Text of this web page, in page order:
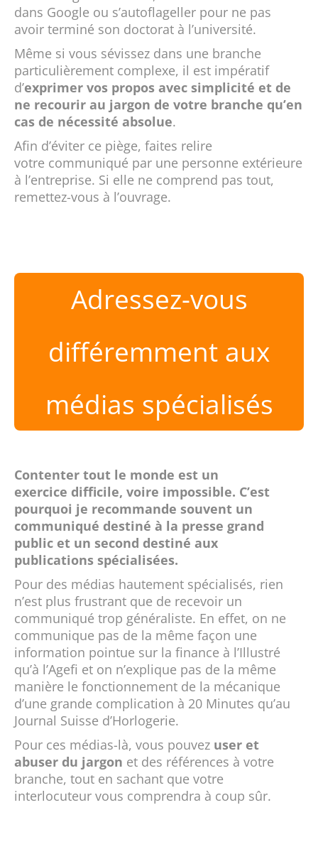
dans Google ou s’autoflageller pour ne pas
avoir terminé son doctorat à l’université.
Même si vous sévissez dans une branche
particulièrement complexe, il est impératif
d’exprimer vos propos avec simplicité et de
ne recourir au jargon de votre branche qu’en
cas de nécessité absolue.
Afin d’éviter ce piège, faites relire
votre communiqué par une personne extérieure
à l’entreprise. Si elle ne comprend pas tout,
remettez-vous à l’ouvrage.
Adressez-vous
différemment aux
médias spécialisés
Contenter tout le monde est un
exercice difficile, voire impossible. C’est
pourquoi je recommande souvent un
communiqué destiné à la presse grand
public et un second destiné aux
publications spécialisées.
Pour des médias hautement spécialisés, rien
n’est plus frustrant que de recevoir un
communiqué trop généraliste. En effet, on ne
communique pas de la même façon une
information pointue sur la finance à l’Illustré
qu’à l’Agefi et on n’explique pas de la même
manière le fonctionnement de la mécanique
d’une grande complication à 20 Minutes qu’au
Journal Suisse d’Horlogerie.
Pour ces médias-là, vous pouvez user et
abuser du jargon et des références à votre
branche, tout en sachant que votre
interlocuteur vous comprendra à coup sûr.